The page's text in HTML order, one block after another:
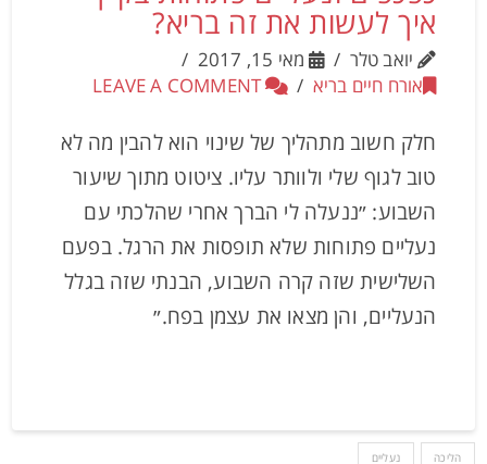
איך לעשות את זה בריא?
יואב טלר
מאי 15, 2017
אורח חיים בריא
LEAVE A COMMENT
חלק חשוב מתהליך של שינוי הוא להבין מה לא
טוב לגוף שלי ולוותר עליו. ציטוט מתוך שיעור
השבוע: ״ננעלה לי הברך אחרי שהלכתי עם
נעליים פתוחות שלא תופסות את הרגל. בפעם
השלישית שזה קרה השבוע, הבנתי שזה בגלל
הנעליים, והן מצאו את עצמן בפח.״
הליכה נעליים